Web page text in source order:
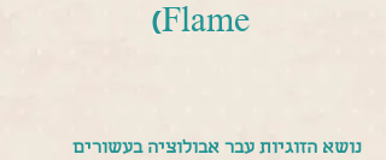
Flame)
נושא הזוגיות עבר אבולוציה בעשורים